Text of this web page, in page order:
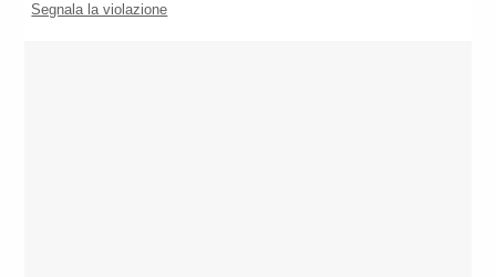
Segnala la violazione